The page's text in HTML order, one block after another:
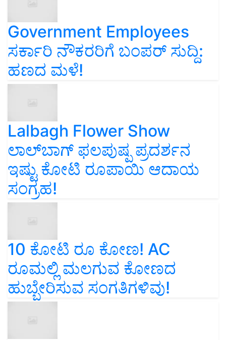
Government Employees
ಸರ್ಕಾರಿ ನೌಕರರಿಗೆ ಬಂಪರ್‌ ಸುದ್ದಿ:
ಹಣದ ಮಳೆ!
Lalbagh Flower Show
ಲಾಲ್‌ಬಾಗ್ ಫಲಪುಷ್ಪ ಪ್ರದರ್ಶನ
ಇಷ್ಟು ಕೋಟಿ ರೂಪಾಯಿ ಆದಾಯ
ಸಂಗ್ರಹ!
10 ಕೋಟಿ ರೂ ಕೋಣ! AC
ರೂಮಲ್ಲಿ ಮಲಗುವ ಕೋಣದ
ಹುಬ್ಬೇರಿಸುವ ಸಂಗತಿಗಳಿವು!